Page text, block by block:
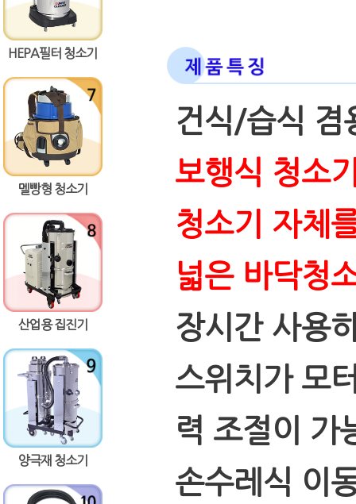
HEPA필터 청소기
멜빵형 청소기
산업용 집진기
양극재 청소기
건식/습식 겸
보행식 청소
청소기 자체
넓은 바닥청
장시간 사용
스위치가 모
력 조절이 가
손수레식 이